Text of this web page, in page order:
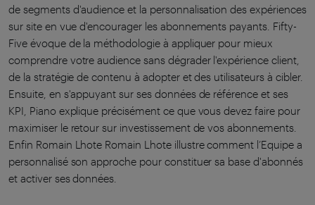
de segments d'audience et la personnalisation des expériences
sur site en vue d'encourager les abonnements payants. Fifty-
Five évoque de la méthodologie à appliquer pour mieux
comprendre votre audience sans dégrader l'expérience client,
de la stratégie de contenu à adopter et des utilisateurs à cibler.
Ensuite, en s'appuyant sur ses données de référence et ses
KPI, Piano explique précisément ce que vous devez faire pour
maximiser le retour sur investissement de vos abonnements.
Enfin Romain Lhote Romain Lhote illustre comment l’Equipe a
personnalisé son approche pour constituer sa base d'abonnés
et activer ses données.